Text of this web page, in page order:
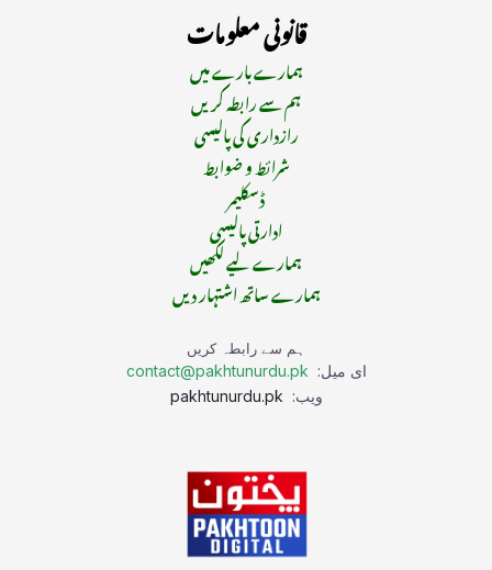
قانونی معلومات
ہمارے بارے میں
ہم سے رابطہ کریں
رازداری کی پالیسی
شرائط و ضوابط
ڈسکلیمر
ادارتی پالیسی
ہمارے لیے لکھیں
ہمارے ساتھ اشتہار دیں
ہم سے رابطہ کریں
ای میل: contact@pakhtunurdu.pk
ویب: